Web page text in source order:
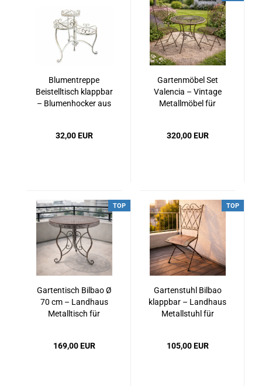
Blumentreppe
Beistelltisch klappbar
– Blumenhocker aus
32,00 EUR
Gartenmöbel Set
Valencia – Vintage
Metallmöbel für
320,00 EUR
TOP
Gartentisch Bilbao Ø
70 cm – Landhaus
Metalltisch für
169,00 EUR
TOP
Gartenstuhl Bilbao
klappbar – Landhaus
Metallstuhl für
105,00 EUR